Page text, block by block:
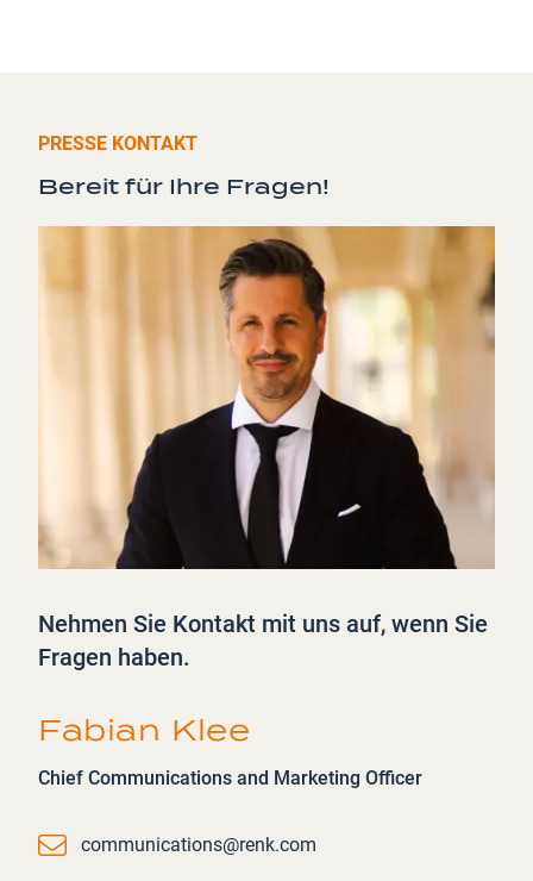
PRESSE KONTAKT
Bereit für Ihre Fragen!
Nehmen Sie Kontakt mit uns auf, wenn Sie
Fragen haben.
Fabian Klee
Chief Communications and Marketing Officer
Emailcommunications@renk.com